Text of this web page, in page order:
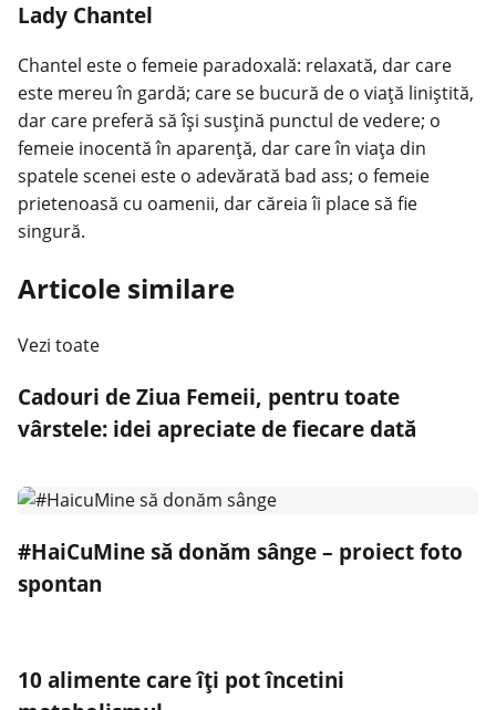
Lady Chantel
Chantel este o femeie paradoxală: relaxată, dar care
este mereu în gardă; care se bucură de o viaţă liniştită,
dar care preferă să îşi susţină punctul de vedere; o
femeie inocentă în aparenţă, dar care în viaţa din
spatele scenei este o adevărată bad ass; o femeie
prietenoasă cu oamenii, dar căreia îi place să fie
singură.
Articole similare
Vezi toate
Cadouri de Ziua Femeii, pentru toate
vârstele: idei apreciate de fiecare dată
#HaiCuMine să donăm sânge – proiect foto
spontan
10 alimente care îți pot încetini